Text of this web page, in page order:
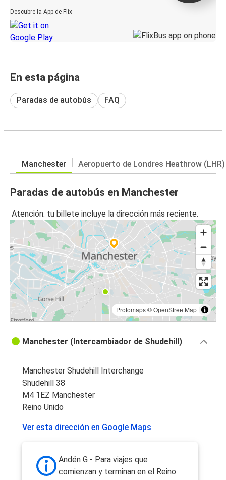
Descubre la App de Flix
En esta página
Paradas de autobús FAQ
Manchester Aeropuerto de Londres Heathrow (LHR)
Paradas de autobús en Manchester
Atención: tu billete incluye la dirección más reciente.
Protomaps©OpenStreetMap
Manchester (Intercambiador de Shudehill)
Manchester Shudehill Interchange
Shudehill 38
M4 1EZ Manchester
Reino Unido
Ver esta dirección en Google Maps
Andén G - Para viajes que
comienzan y terminan en el Reino